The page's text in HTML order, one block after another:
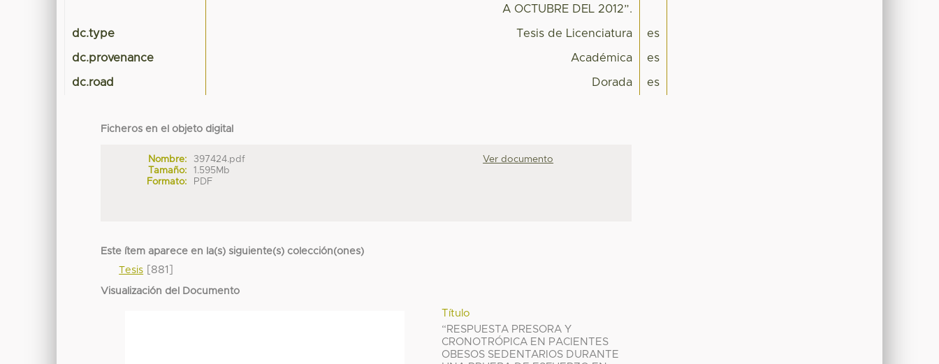
A OCTUBRE DEL 2012”.
dc.type Tesis de Licenciatura es
dc.provenance Académica es
dc.road Dorada es
Ficheros en el objeto digital
Nombre:
397424.pdf
Tamaño:
1.595Mb
Formato:
PDF
Ver documento
Este ítem aparece en la(s) siguiente(s) colección(ones)
Tesis [881]
Visualización del Documento
Título
“RESPUESTA PRESORA Y
CRONOTRÓPICA EN PACIENTES
OBESOS SEDENTARIOS DURANTE